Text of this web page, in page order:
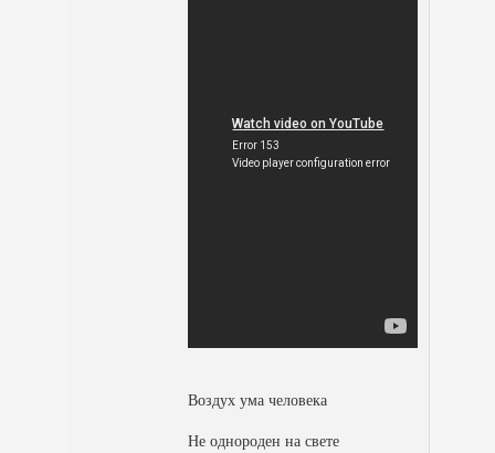
Воздух ума человека
Не однороден на свете